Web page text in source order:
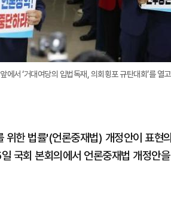
서 ‘거대여당의 입법독재, 의회횡포 규탄대회’를 열고
한 법률'(언론중재법) 개정안이 표현
국회 본회의에서 언론중재법 개정안을